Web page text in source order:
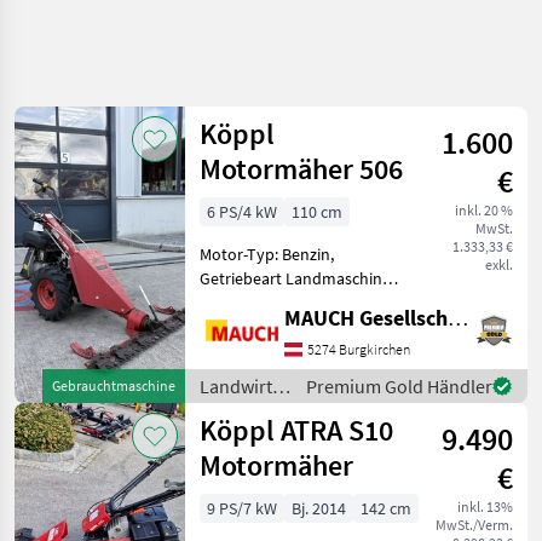
Gebrauchtmaschine
Köppl
Motormäher 506
1.600
€
inkl. 20 %
MwSt.
1.333,33 €
exkl.
6 PS/4 kW
110 cm
Motor-Typ: Benzin,
Getriebeart Landmaschine:
Mulchbalken Ausstattung: -
Mulchbalken - 6 Ps
Benzinmotor - Arbeitsbreite
110 cm - 4.00-8 Bereifung
MAUCH Gesellschaft m.b.H. & Co.KG
5274 Burgkirchen
Landwirtsch.
Motorfahrzeuge
/ Köppl
Premium Gold Händler
Köppl ATRA S10
Motormäher
9.490
€
inkl. 13%
MwSt./Verm.
9 PS/7 kW Bj. 2014
142 cm